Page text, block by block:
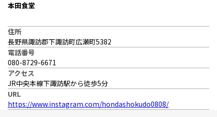
本田食堂
住所
長野県諏訪郡下諏訪町広瀬町5382
電話番号
080-8729-6671
アクセス
JR中央本線下諏訪駅から徒歩5分
URL
https://www.instagram.com/hondashokudo0808/